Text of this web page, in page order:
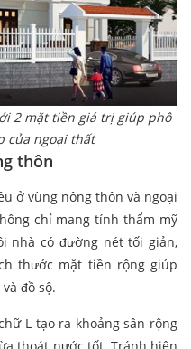
2 mặt tiền giá trị giúp phô
của ngoại thất
thôn
ở vùng nông thôn và ngoại
chỉ mang tính thẩm mỹ
nhà có đường nét tối giản,
thước mặt tiền rộng giúp
đồ sộ.
L tạo ra khoảng sân rộng